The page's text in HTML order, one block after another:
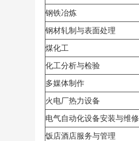
钢铁冶炼
钢材轧制与表面处理
煤化工
化工分析与检验
多媒体制作
火电厂热力设备
电气自动化设备安装与维修
饭店酒店服务与管理